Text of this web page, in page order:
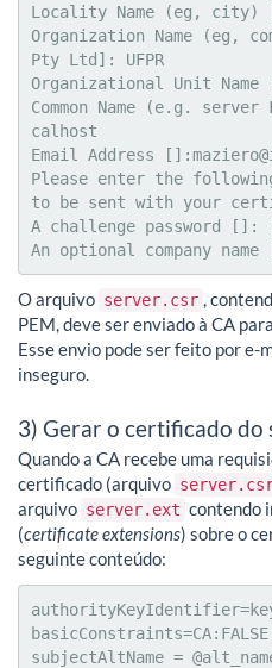
Locality Name (eg,
Organization Name (eg,
Pty Ltd]: UFPR
Organizational Unit
Common Name (e.g. server
calhost
Email Address
Please enter the
to be sent with your
A challenge password []:
An optional company
O arquivo server.csr ,
PEM, deve ser enviado à CA
Esse envio pode ser feito por e-
inseguro.
3) Gerar o certificado do
Quando a CA recebe uma
certificado (arquivo
arquivo server.ext contendo
(certificate extensions) sobre o
seguinte conteúdo:
basicConstraints=CA:FALSE
subjectAltName =